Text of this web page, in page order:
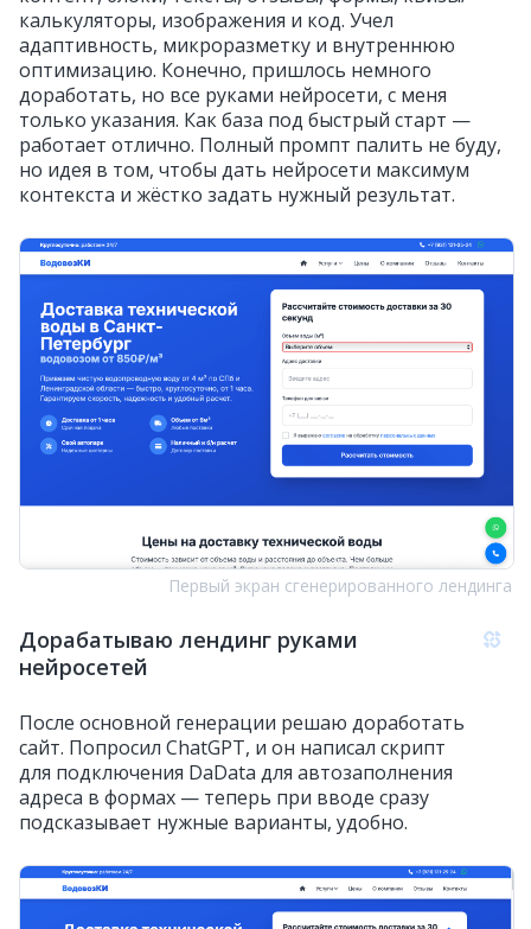
калькуляторы, изображения и код. Учел
адаптивность, микроразметку и внутреннюю
оптимизацию. Конечно, пришлось немного
доработать, но все руками нейросети, с меня
только указания. Как база под быстрый старт —
работает отлично. Полный промпт палить не буду,
но идея в том, чтобы дать нейросети максимум
контекста и жёстко задать нужный результат.
Первый экран сгенерированного лендинга
Дорабатываю лендинг руками
нейросетей
После основной генерации решаю доработать
сайт. Попросил ChatGPT, и он написал скрипт
для подключения DaData для автозаполнения
адреса в формах — теперь при вводе сразу
подсказывает нужные варианты, удобно.